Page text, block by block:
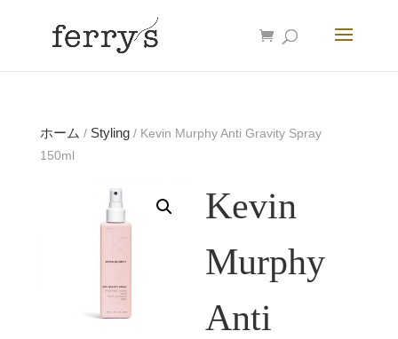
ホーム / Styling/ Kevin Murphy Anti Gravity Spray
150ml
Kevin
Murphy
Anti